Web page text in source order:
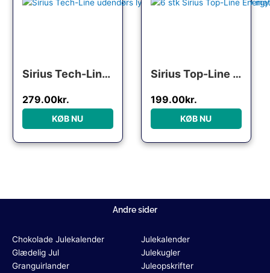
Sirius Tech-Line udendørs lyskæde, 90 varm hvide lys, 9 meter, forlænger
279.00kr.
KØB NU
Sirius Top-Line Energy udendørs lyskæde, 50 varm hvide lys, 5 meter, startsæt
199.00kr.
KØB NU
Andre sider
Chokolade Julekalender
Glædelig Jul
Granguirlander
Julekalender
Julekugler
Juleopskrifter